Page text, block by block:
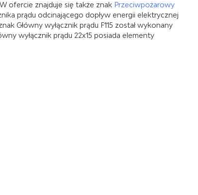
ofercie znajduje się także znak Przeciwpożarowy
prądu odcinającego dopływ energii elektrycznej
Główny wyłącznik prądu F115 został wykonany
wyłącznik prądu 22x15 posiada elementy